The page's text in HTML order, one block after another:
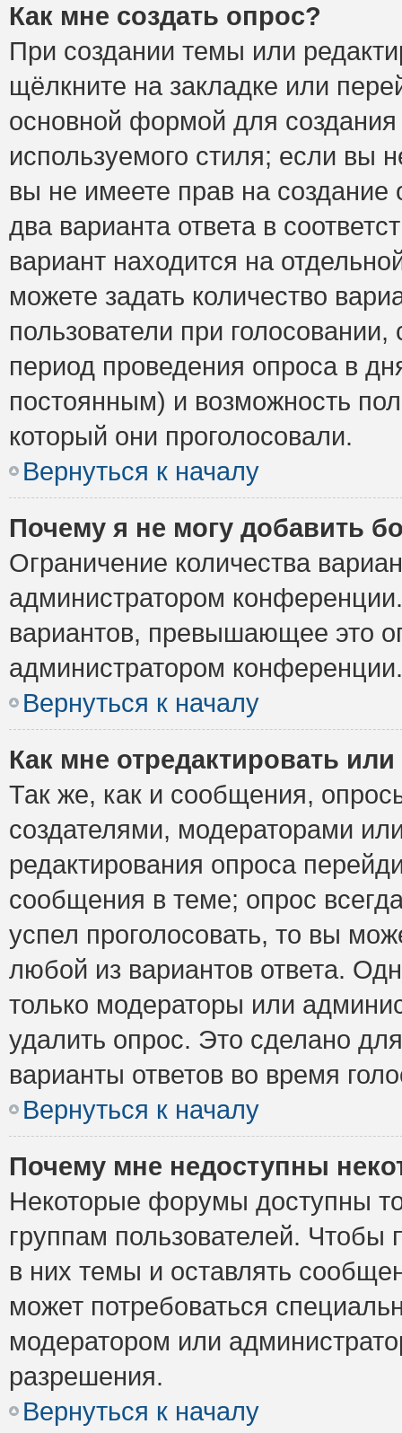
Как мне создать опрос?
При создании темы или
щёлкните на закладке или
основной формой для
используемого стиля; если вы
вы не имеете прав на
два варианта ответа в
вариант находится на
можете задать количество
пользователи при
период проведения опроса в
постоянным) и возможность
который они проголосовали.
Вернуться к началу
Почему я не могу добавить
Ограничение количества
администратором
вариантов, превышающее это
администратором конференции.
Вернуться к началу
Как мне отредактировать
Так же, как и сообщения,
создателями, модераторами
редактирования опроса
сообщения в теме; опрос
успел проголосовать, то вы
любой из вариантов ответа.
только модераторы или
удалить опрос. Это сделано
варианты ответов во время
Вернуться к началу
Почему мне недоступны
Некоторые форумы доступны
группам пользователей. Чтобы
в них темы и оставлять
может потребоваться
модератором или
разрешения.
Вернуться к началу